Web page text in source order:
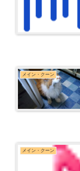
メイン・クーン
メイン・クーン